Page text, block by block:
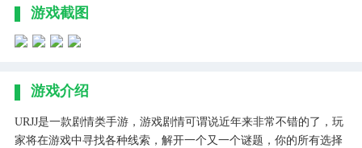
游戏截图
游戏介绍
URJJ是一款剧情类手游，游戏剧情可谓说近年来非常不错的了，玩
家将在游戏中寻找各种线索，解开一个又一个谜题，你的所有选择